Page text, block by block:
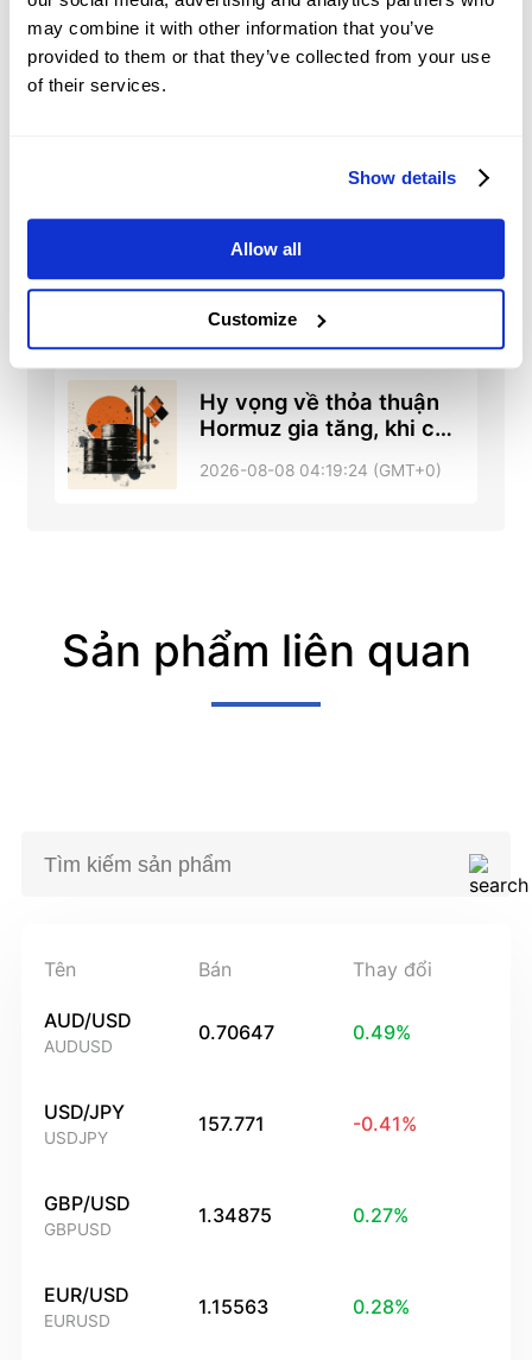
may combine it with other information that you’ve
provided to them or that they’ve collected from your use
of their services.
Show details
Allow all
Customize
Nhân dân tệ Trung Quốc:
Singapore: Điều chỉnh
GDP và nâng dự báo –
DBS
Hy vọng về thỏa thuận
Hormuz gia tăng, khi các
– RTRS, ABC News
2026-08-08 04:19:24 (GMT+0)
Sản phẩm liên quan
Tên Bán Thay đổi
AUD/USD
AUDUSD
0.70647 0.49%
USD/JPY
USDJPY
157.771 -0.41%
GBP/USD
GBPUSD
1.34875 0.27%
EUR/USD
EURUSD
1.15563 0.28%